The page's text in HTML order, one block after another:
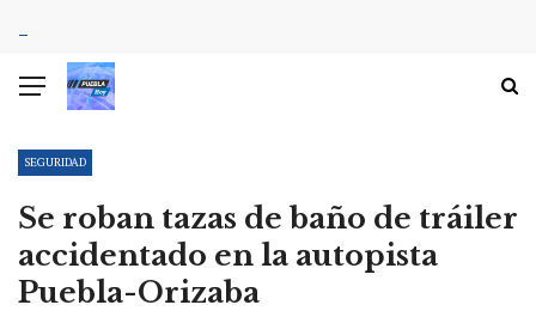
SEGURIDAD
Se roban tazas de baño de tráiler
accidentado en la autopista
Puebla-Orizaba